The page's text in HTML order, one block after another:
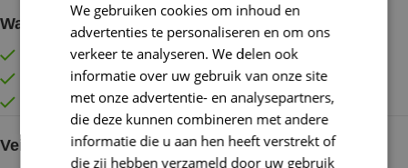
Waarom kopen bij de Wolkast?
Lage verzendkosten vanaf € 4,99 binnen NL
Gratis verzonden vanaf €55,-
Vóór 16:30 besteld = Zelfde (werk)dag verzonden
Veilig online betalen
We gebruiken cookies om inhoud en
advertenties te personaliseren en om ons
verkeer te analyseren. We delen ook
informatie over uw gebruik van onze site
met onze advertentie- en analysepartners,
die deze kunnen combineren met andere
informatie die u aan hen heeft verstrekt of
die zij hebben verzameld door uw gebruik